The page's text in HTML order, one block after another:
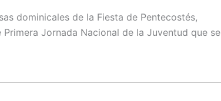
dominicales de la Fiesta de Pentecostés,
Jornada Nacional de la Juventud que se